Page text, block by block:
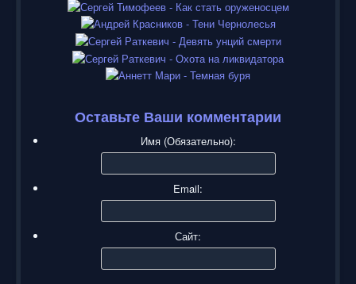
Оставьте Ваши комментарии
Имя (Обязательно):
Email:
Сайт: